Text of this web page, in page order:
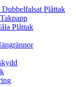
Plåttak
Plåttak